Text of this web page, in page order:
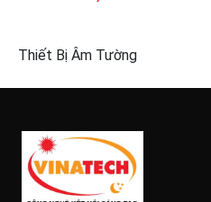
Thiết Bị Âm Tường